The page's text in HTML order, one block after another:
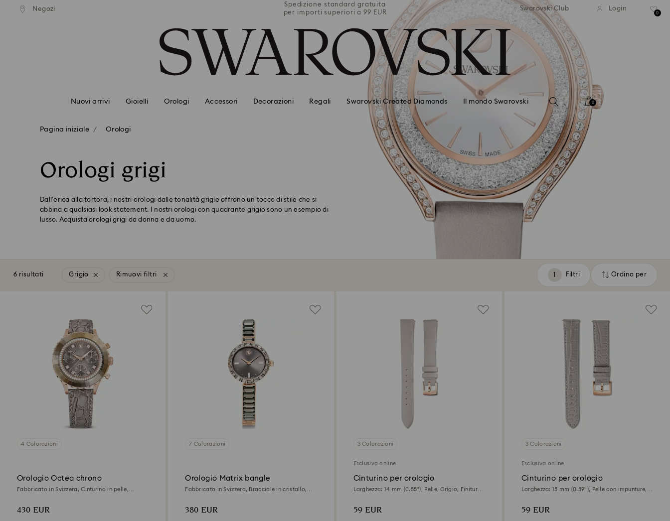
Accesskeys list
Negozi
standard gratuita
superiori a 99 EUR
Spedizione standard gratuita
per importi superiori a 99 EUR
Spedizione standard gratuita
per importi superiori a 99 EUR
Spedizione standard
per importi superiori a 99
Swarovski Club Login
0
Nuovi arrivi Gioielli Orologi Accessori Decorazioni Regali Swarovski Created Diamonds Il mondo Swarovski 0
Pagina iniziale Orologi
Orologi grigi
Dall'erica alla tortora, i nostri orologi dalle tonalità grigie offrono un tocco di stile che si
abbina a qualsiasi look statement. I nostri orologi con quadrante grigio sono un esempio di
lusso. Acquista orologi grigi da donna e da uomo.
6 risultati Grigio Rimuovi filtri Filtri
Filtri Ordina per
Ordina
4 Colorazioni
Orologio Octea chrono
Fabbricato in Svizzera, Cinturino in pelle,
430 EUR
7 Colorazioni
Orologio Matrix bangle
Fabbricato in Svizzera, Bracciale in cristallo,
380 EUR
3 Colorazioni
Esclusiva online
Cinturino per orologio
Larghezza: 14 mm (0.55"), Pelle, Grigio, Finitura
59 EUR
3 Colorazioni
Esclusiva online
Cinturino per orologio
Larghezza: 15 mm (0.59"), Pelle con impunture,
59 EUR